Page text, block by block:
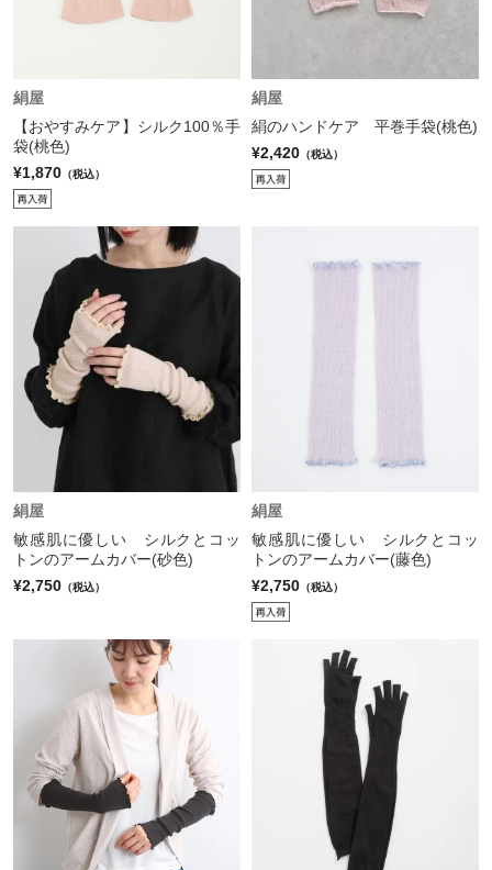
絹屋
【おやすみケア】シルク100％手
袋(桃色)
¥1,870 （税込）
絹屋
絹のハンドケア 平巻手袋(桃色)
¥2,420 （税込）
絹屋
敏感肌に優しい シルクとコッ
トンのアームカバー(砂色)
¥2,750 （税込）
絹屋
敏感肌に優しい シルクとコッ
トンのアームカバー(藤色)
¥2,750 （税込）